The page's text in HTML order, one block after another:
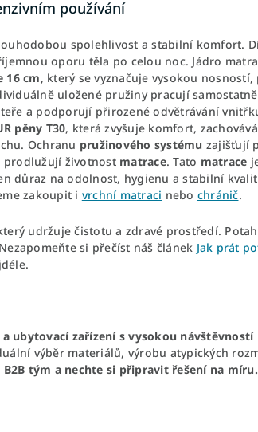
používání
spolehlivost a stabilní komfort.
oporu těla po celou noc. Jádro
16 cm, který se vyznačuje vysokou nosností,
uložené pružiny pracují
a podporují přirozené odvětrávání
pěny T30, která zvyšuje komfort,
Ochranu pružinového systému zajišťují
prodlužují životnost matrace. Tato matrace
důraz na odolnost, hygienu a stabilní
zakoupit i vrchní matraci nebo chránič.
udržuje čistotu a zdravé prostředí.
si přečíst náš článek Jak prát
ubytovací zařízení s vysokou návštěvností
výběr materiálů, výrobu atypických
tým a nechte si připravit řešení na míru.